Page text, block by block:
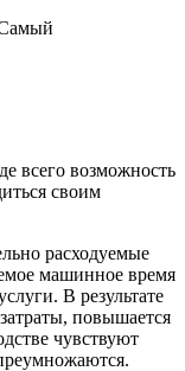
всего возможность
своим
расходуемые
машинное время
В результате
повышается
чувствуют